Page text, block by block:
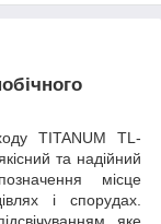
TITANUM TL-
та надійний
місце
і спорудах.